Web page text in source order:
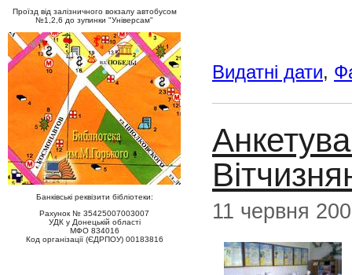
Проїзд від залізничного вокзалу автобусом
№1,2,6 до зупинки "Універсам"
Банківські реквізити бібліотеки:
Рахунок № 35425007003007
УДК у Донецькій області
МФО 834016
Код організації (ЄДРПОУ) 00183816
Видатні дати,
11 червня